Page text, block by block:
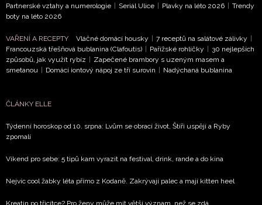
Partnerské vztahy a numerologie | Seriál Ulice | Plavky na léto 2026 | Trendy
boty na léto 2026
VAŘENÍ A RECEPTY Vláčné domácí housky | 7 receptů na salátové zálivky |
Francouzská třešňová bublanina (Clafoutis) | Pařížské rohlíčky | 30 nejlepších
způsobů, jak využít rybíz | Zapečené brambory s uzeným masem a
smetanou | Domácí iontový nápoj ze tří surovin | Nadýchaná bublanina
ČLÁNKY ELLE
Týdenní horoskop od 10. srpna: Lvům se obrací život, Štíři uspějí a Ryby
zpomalí
Víkend pro sebe: 5 tipů kam vyrazit na festival, drink, rande a do kina
Nejvíc cool žabky léta přímo z Kodaně. Zakrývají palec a mají kitten heel
Kreatin po třicítce? Pro ženy může mít větší význam, než se zdá